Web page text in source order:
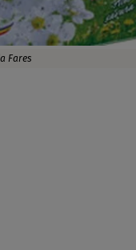
Fares